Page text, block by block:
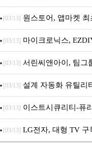
문 추가
[03/13] 원스토어, 앱마켓
[03/13] 마이크로닉스,
시
[03/13] 서린씨앤아이, 팀그
5600MHz 16GB 출시
[03/13] 설계 자동화 유틸리
무상 배포
[03/13] 이스트시큐리티-퓨
세대 AI 보안 플랫폼 구축
[03/13] LG전자, 대형 TV 구